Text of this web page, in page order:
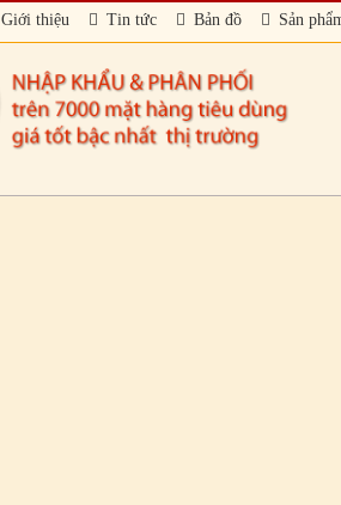
Giới thiệu Tin tức Bản đồ Sản